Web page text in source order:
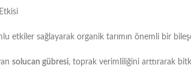
etkiler sağlayarak organik tarımın önemli bir
solucan gübresi, toprak verimliliğini arttırarak